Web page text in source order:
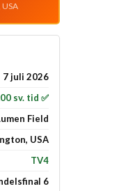
USA
7 juli 2026
sv. tid ✅
Field
USA
TV4
6